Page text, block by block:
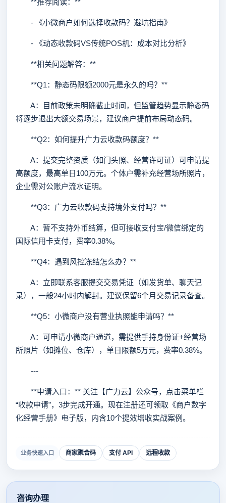
**推荐阅读：**
- 《小微商户如何选择收款码？避坑指南》
- 《动态收款码VS传统POS机：成本对比分析》
**相关问题解答：**
**Q1：静态码限额2000元是永久的吗？**
A：目前政策未明确截止时间，但监管趋势显示静态码
将逐步退出大额交易场景，建议商户提前布局动态码。
**Q2：如何提升广力云收款码额度？**
A：提交完整资质（如门头照、经营许可证）可申请提
高额度，最高单日100万元。个体户需补充经营场所照片，
企业需对公账户流水证明。
**Q3：广力云收款码支持境外支付吗？**
A：暂不支持外币结算，但可接收支付宝/微信绑定的
国际信用卡支付，费率0.38%。
**Q4：遇到风控冻结怎么办？**
A：立即联系客服提交交易凭证（如发货单、聊天记
录），一般24小时内解封。建议保留6个月交易记录备查。
**Q5：小微商户没有营业执照能申请吗？**
A：可申请小微商户通道，需提供手持身份证+经营场
所照片（如摊位、仓库），单日限额5万元，费率0.38%。
---
**申请入口：** 关注【广力云】公众号，点击菜单栏
“收款申请”，3步完成开通。现在注册还可领取《商户数字
化经营手册》电子版，内含10个提效增收实战案例。
业务快速入口 商家聚合码 支付 API 远程收款
咨询办理